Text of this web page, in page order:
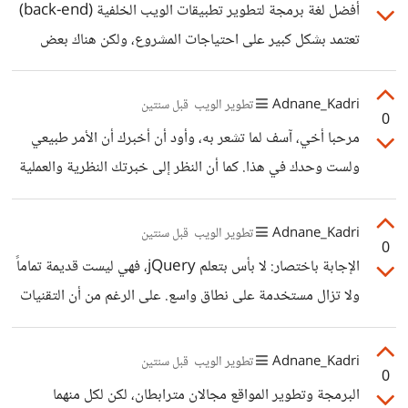
الدول الخليجية وغيرها من الدول، الرسوم عادةً تكون حوالي
أفضل لغة برمجة لتطوير تطبيقات الويب الخلفية (back-end)
تعتمد بشكل كبير على احتياجات المشروع، ولكن هناك بعض
اللغات البارزة التي تعتبر خيارًا ممتازًا لتطوير تطبيقات ويب
كبيرة ومعقدة: JavaScript (Node.js) Python (Django,
Flask) Java (Spring Boot) PHP (Laravel, Symfony)
Ruby (Ruby on Rails) Go (Golang)
0
Adnane_Kadri تطوير الويب قبل سنتين
مرحبا أخي، آسف لما تشعر به، وأود أن أخبرك أن الأمر طبيعي
ولست وحدك في هذا. كما أن النظر إلى خبرتك النظرية والعملية
على أنها مضيعة وقت ليست شيئا يجب عليك أخذه بجدية بل
انظر له على أنه استثمار في نفسك وتنمية لأفضل أصل يمكن
للشخص تطويره: خبرتك. عموما، أنصحك بإعادة تقييم هدفك.
هل ترغب في الانضمام إلى شركة والعمل كجزء من فريق؟ أم أنك
0
Adnane_Kadri تطوير الويب قبل سنتين
الإجابة باختصار: لا بأس بتعلم jQuery، فهي ليست قديمة تماماً
ولا تزال مستخدمة على نطاق واسع. على الرغم من أن التقنيات
الحديثة مثل Vanilla JavaScript وReact أصبحت أكثر
شيوعاً، إلا أن هناك عددًا كبيرًا من المواقع والتطبيقات التي تعتمد
على jQuery. تعلم jQuery سيمنحك نقطة إضافية، خاصة
0
Adnane_Kadri تطوير الويب قبل سنتين
البرمجة وتطوير المواقع مجالان مترابطان، لكن لكل منهما